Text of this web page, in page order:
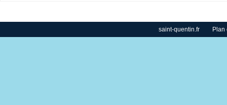
saint-quentin.fr Plan